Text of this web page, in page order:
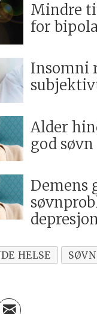
Mindre
for
Insomni
Alder
god søvn
Demens
HELSE SØVN